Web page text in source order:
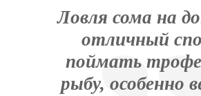
Ловля сома на
отличный
поймать
рыбу, особенно